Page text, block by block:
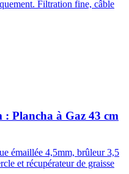
Filtration fine, câble
Plancha à Gaz 43 cm
émaillée 4,5mm, brûleur 3,5
et récupérateur de graisse